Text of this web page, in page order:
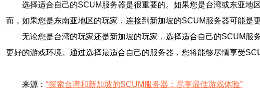
选择适合自己的SCUM服务器是很重要的。如果您是台湾或东亚
而，如果您是东南亚地区的玩家，连接到新加坡的SCUM服务器可能是
无论您是台湾的玩家还是新加坡的玩家，选择适合自己的SCUM
更好的游戏环境。通过选择最适合自己的服务器，您将能够尽情享受
来源： “探索台湾和新加坡的SCUM服务器：尽享最佳游戏体验”